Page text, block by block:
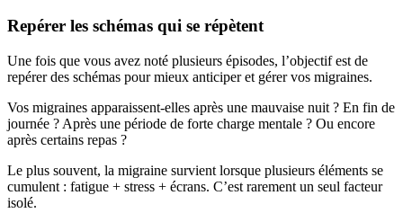
Repérer les schémas qui se répètent
Une fois que vous avez noté plusieurs épisodes, l’objectif est de
repérer des schémas pour mieux anticiper et gérer vos migraines.
Vos migraines apparaissent-elles après une mauvaise nuit ? En fin de
journée ? Après une période de forte charge mentale ? Ou encore
après certains repas ?
Le plus souvent, la migraine survient lorsque plusieurs éléments se
cumulent : fatigue + stress + écrans. C’est rarement un seul facteur
isolé.